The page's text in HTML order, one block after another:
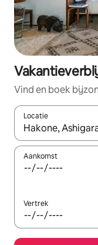
Vind en boek
Locatie
Wanneer er
Aankomst
Vertrek